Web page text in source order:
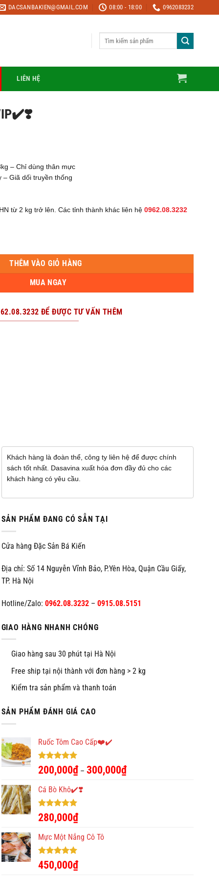
DACSANBAKIEN@GMAIL.COM 08:00 - 18:00 0962083232
LIÊN HỆ
– Chỉ dùng thân mực
– Giã dối truyền thống
từ 2 kg trở lên. Các tỉnh thành khác liên hệ 0962.08.3232
THÊM VÀO GIỎ HÀNG
MUA NGAY
ĐỂ ĐƯỢC TƯ VẤN THÊM
Khách hàng là đoàn thể, công ty liên hệ để được chính
sách tốt nhất. Dasavina xuất hóa đơn đầy đủ cho các
khách hàng có yêu cầu.
SẢN PHẨM ĐANG CÓ SẴN TẠI
Cửa hàng Đặc Sản Bá Kiến
Địa chỉ: Số 14 Nguyễn Vĩnh Bảo, P.Yên Hòa, Quận Cầu Giấy,
TP. Hà Nội
Hotline/Zalo: 0962.08.3232– 0915.08.5151
GIAO HÀNG NHANH CHÓNG
Giao hàng sau 30 phút tại Hà Nội
Free ship tại nội thành với đơn hàng > 2 kg
Kiểm tra sản phẩm và thanh toán
SẢN PHẨM ĐÁNH GIÁ CAO
Ruốc Tôm Cao Cấp❤️✔️
Được xếp
hạng5.00
200,000₫ – 300,000₫
Cá Bò Khô✔️❣️
Được xếp
hạng5.00
280,000₫
Mực Một Nắng Cô Tô
Được xếp
hạng5.00
450,000₫